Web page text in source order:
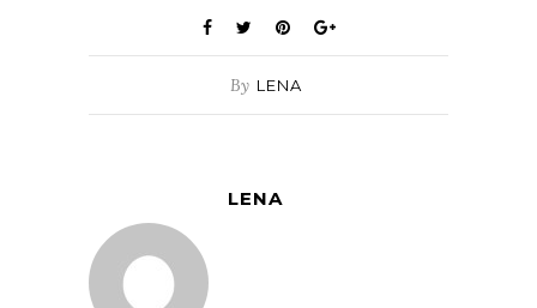
By LENA
LENA